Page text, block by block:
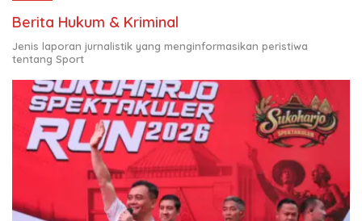
Berita Hukum & Kriminal
Jenis laporan jurnalistik yang menginformasikan peristiwa
tentang Sport